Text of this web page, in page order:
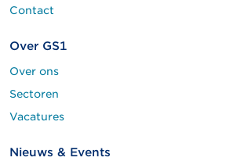
Contact
Over GS1
Over ons
Sectoren
Vacatures
Nieuws & Events